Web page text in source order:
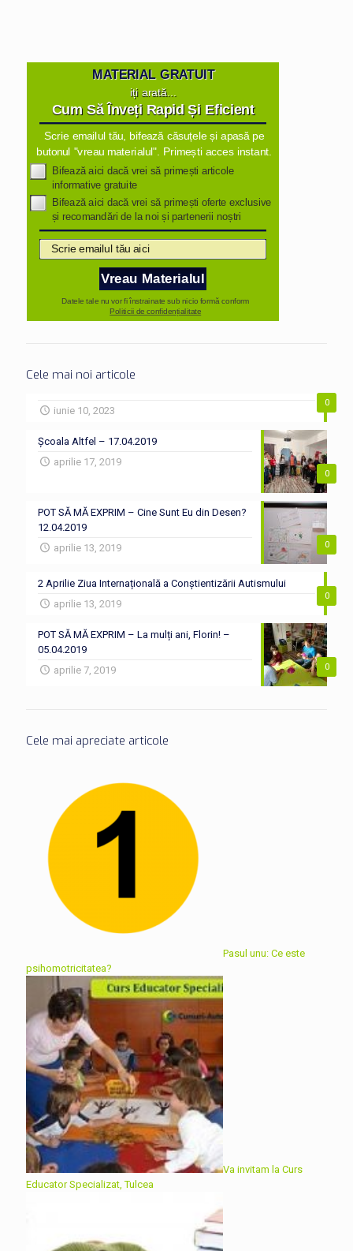
Vreau Materialul
Bifează aici dacă vrei să primești oferte exclusive
și recomandări de la noi și partenerii noștri
Bifează aici dacă vrei să primești articole
informative gratuite
iți arată...
Scrie emailul tău, bifează căsuțele și apasă pe
butonul "vreau materialul". Primești acces instant.
MATERIAL GRATUIT
Cum Să Înveți Rapid Și Eficient
Datele tale nu vor fi înstrainate sub nicio formă conform
Politicii de confidențialitate
Cele mai noi articole
0
iunie 10, 2023
0
Școala Altfel – 17.04.2019
aprilie 17, 2019
0
POT SĂ MĂ EXPRIM – Cine Sunt Eu din Desen?
12.04.2019
aprilie 13, 2019
0
2 Aprilie Ziua Internațională a Conștientizării Autismului
aprilie 13, 2019
0
POT SĂ MĂ EXPRIM – La mulți ani, Florin! –
05.04.2019
aprilie 7, 2019
Cele mai apreciate articole
Pasul unu: Ce este
psihomotricitatea?
Va invitam la Curs
Educator Specializat, Tulcea